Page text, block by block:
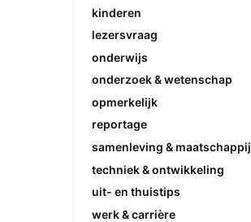
kinderen
lezersvraag
onderwijs
onderzoek & wetenschap
opmerkelijk
reportage
samenleving & maatschappij
techniek & ontwikkeling
uit- en thuistips
werk & carrière